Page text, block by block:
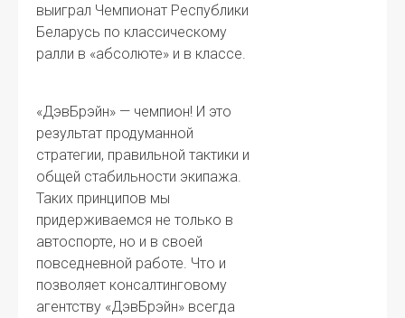
выиграл Чемпионат Республики
Беларусь по классическому
ралли в «абсолюте» и в классе.
«ДэвБрэйн» — чемпион! И это
результат продуманной
стратегии, правильной тактики и
общей стабильности экипажа.
Таких принципов мы
придерживаемся не только в
автоспорте, но и в своей
повседневной работе. Что и
позволяет консалтинговому
агентству «ДэвБрэйн» всегда